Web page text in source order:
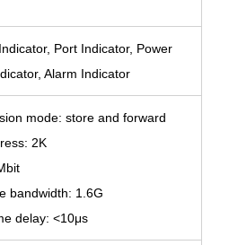
Port Indicator, Power
Alarm Indicator
mode: store and forward
2K
bandwidth: 1.6G
delay: <10μs